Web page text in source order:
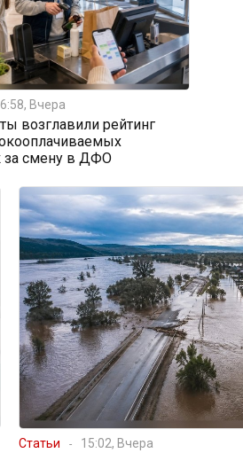
Вчера
возглавили рейтинг
за смену в ДФО
Статьи 15:02, Вчера